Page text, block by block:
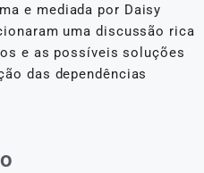
e mediada por Daisy
uma discussão rica
e as possíveis soluções
das dependências